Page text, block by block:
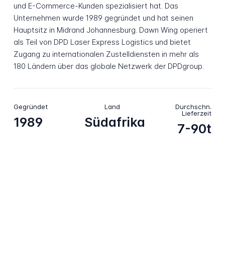
und E-Commerce-Kunden spezialisiert hat. Das
Unternehmen wurde 1989 gegründet und hat seinen
Hauptsitz in Midrand Johannesburg. Dawn Wing operiert
als Teil von DPD Laser Express Logistics und bietet
Zugang zu internationalen Zustelldiensten in mehr als
180 Ländern über das globale Netzwerk der DPDgroup.
Gegründet
1989
Land
Südafrika
Durchschn.
Lieferzeit
7-90t